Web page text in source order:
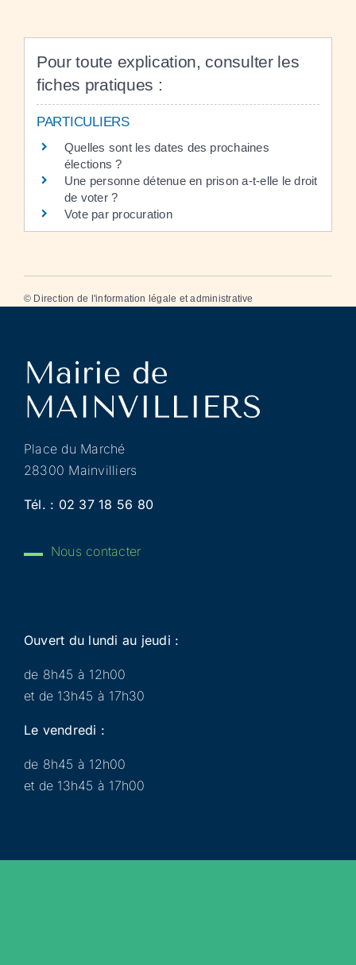
Pour toute explication, consulter les
fiches pratiques :
PARTICULIERS
Quelles sont les dates des prochaines
élections ?
Une personne détenue en prison a-t-elle le droit
de voter ?
Vote par procuration
© Direction de l'information légale et administrative
Place du Marché
28300 Mainvilliers
Tél. : 02 37 18 56 80
Nous contacter
Ouvert du lundi au jeudi :
de 8h45 à 12h00
et de 13h45 à 17h30
Le vendredi :
de 8h45 à 12h00
et de 13h45 à 17h00